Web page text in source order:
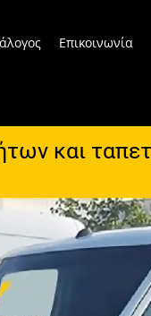
Επικοινωνία
και